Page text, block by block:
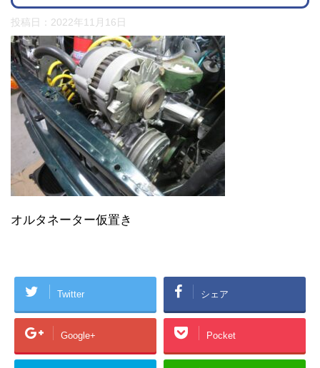
投稿日： 2022年11月16日
オルタネーター仮置き
Twitter シェア
Google+ Pocket